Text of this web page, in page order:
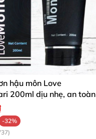
hậu môn Love
200ml dịu nhẹ, an toàn
-32%